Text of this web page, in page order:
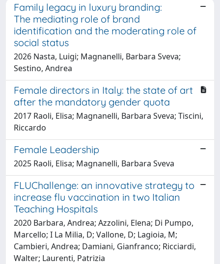
Family legacy in luxury branding:
The mediating role of brand
identification and the moderating role of
social status
2026 Nasta, Luigi; Magnanelli, Barbara Sveva;
Sestino, Andrea
Female directors in Italy: the state of art
after the mandatory gender quota
2017 Raoli, Elisa; Magnanelli, Barbara Sveva; Tiscini,
Riccardo
Female Leadership
2025 Raoli, Elisa; Magnanelli, Barbara Sveva
FLUChallenge: an innovative strategy to
increase flu vaccination in two Italian
Teaching Hospitals
2020 Barbara, Andrea; Azzolini, Elena; Di Pumpo,
Marcello; I La Milia, D; Vallone, D; Lagioia, M;
Cambieri, Andrea; Damiani, Gianfranco; Ricciardi,
Walter; Laurenti, Patrizia